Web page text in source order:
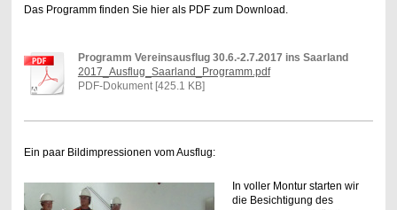
Das Programm finden Sie hier als PDF zum Download.
Programm Vereinsausflug 30.6.-2.7.2017 ins Saarland
2017_Ausflug_Saarland_Programm.pdf
PDF-Dokument [425.1 KB]
Ein paar Bildimpressionen vom Ausflug:
In voller Montur starten wir
die Besichtigung des